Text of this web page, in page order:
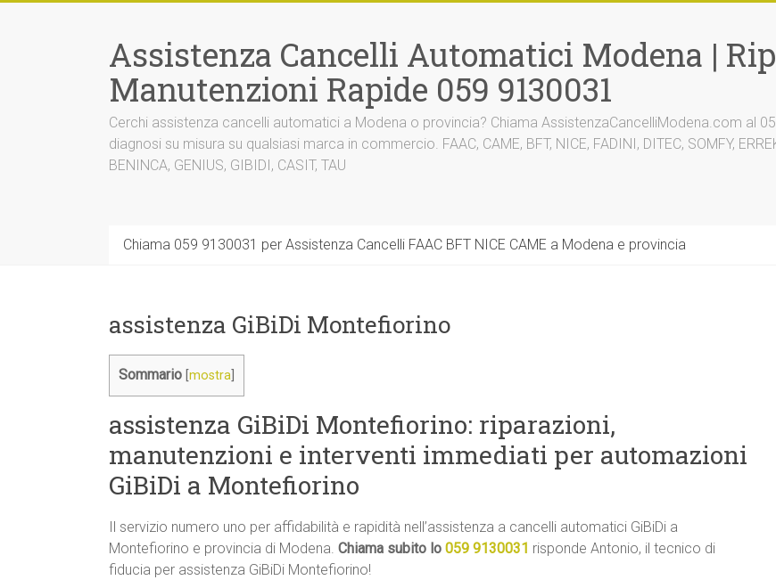
Assistenza Cancelli Automatici Modena |
Manutenzioni Rapide 059 9130031
Cerchi assistenza cancelli automatici a Modena o provincia? Chiama AssistenzaCancelliModena.com al
diagnosi su misura su qualsiasi marca in commercio. FAAC, CAME, BFT, NICE, FADINI, DITEC, SOMFY,
BENINCA, GENIUS, GIBIDI, CASIT, TAU
Chiama 059 9130031 per Assistenza Cancelli FAAC BFT NICE CAME a Modena e provincia
assistenza GiBiDi Montefiorino
Sommario mostra
assistenza GiBiDi Montefiorino: riparazioni,
manutenzioni e interventi immediati per automazioni
GiBiDi a Montefiorino
Il servizio numero uno per affidabilità e rapidità nell’assistenza a cancelli automatici GiBiDi a
Montefiorino e provincia di Modena. Chiama subito lo 059 9130031 risponde Antonio, il tecnico di
fiducia per assistenza GiBiDi Montefiorino!